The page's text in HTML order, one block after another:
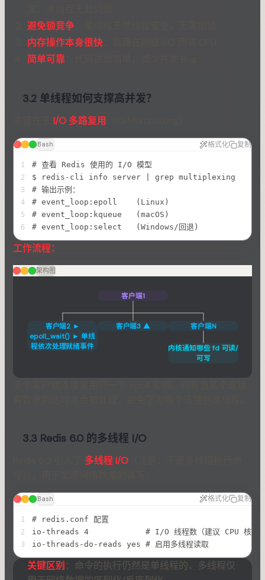
避免锁竞争：单线程天然线程安全，无需加锁
内存操作本身很快：瓶颈在网络 I/O 而非 CPU
简单可靠：代码逻辑简单，减少并发 Bug
3.2 单线程如何支撑高并发？
I/O 多路复用
Bash 格式化 复制
1 # 查看 Redis 使用的 I/O 模型
2 $ redis-cli info server | grep multiplexing
3 # 输出示例：
4 # event_loop:epoll    (Linux)
5 # event_loop:kqueue   (macOS)
6 # event_loop:select   (Windows/回退)
工作流程：
架构图
客户端1
客户端2 ►
epoll_wait() ► 单线
程依次处理就绪事件
客户端3 ▲ 客户端N
内核通知哪些 fd 可读/
可写
3.3 Redis 6.0 的多线程 I/O
多线程 I/O（注意：不是多线程执行命
Bash 格式化 复制
1 # redis.conf 配置
2 io-threads 4            # I/O 线程数（建议 CPU 核心数
3 io-threads-do-reads yes # 启用多线程读取
关键区别：命令的执行仍然是单线程的，多线程仅